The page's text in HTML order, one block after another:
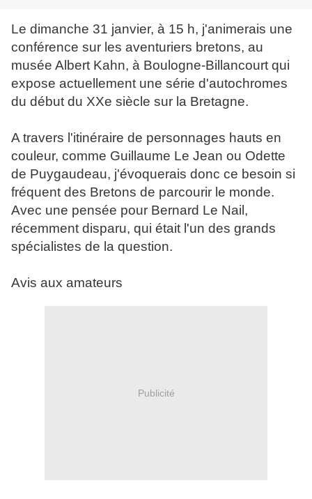
Le dimanche 31 janvier, à 15 h, j'animerais une
conférence sur les aventuriers bretons, au
musée Albert Kahn, à Boulogne-Billancourt qui
expose actuellement une série d'autochromes
du début du XXe siècle sur la Bretagne.
A travers l'itinéraire de personnages hauts en
couleur, comme Guillaume Le Jean ou Odette
de Puygaudeau, j'évoquerais donc ce besoin si
fréquent des Bretons de parcourir le monde.
Avec une pensée pour Bernard Le Nail,
récemment disparu, qui était l'un des grands
spécialistes de la question.
Avis aux amateurs
Publicité